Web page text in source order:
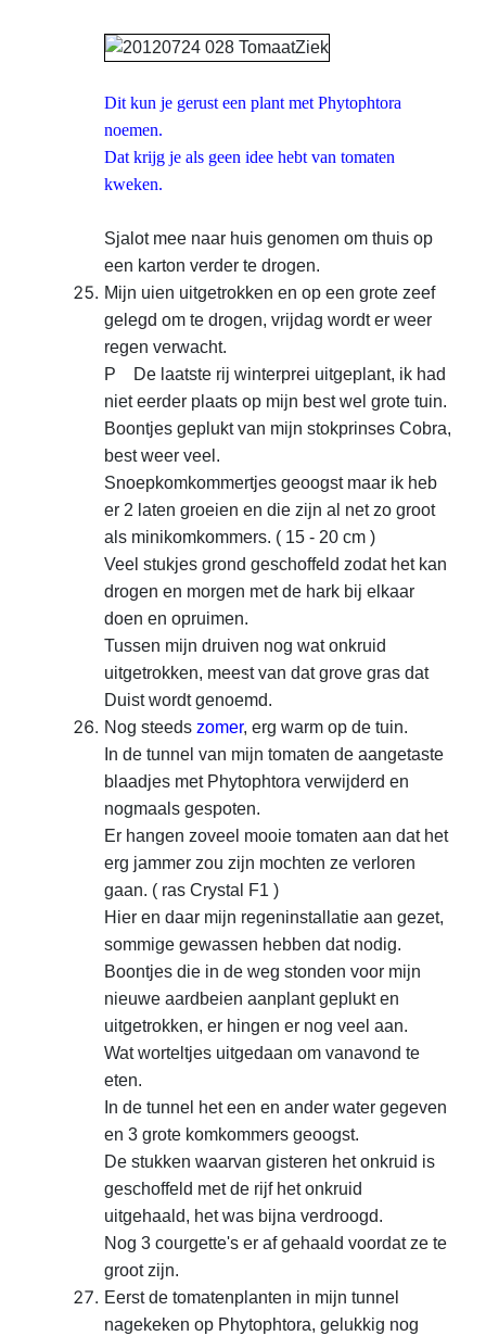
Dit kun je gerust een plant met Phytophtora
noemen.
Dat krijg je als geen idee hebt van tomaten
kweken.
Sjalot mee naar huis genomen om thuis op
een karton verder te drogen.
Mijn uien uitgetrokken en op een grote zeef
gelegd om te drogen, vrijdag wordt er weer
regen verwacht.
P De laatste rij winterprei uitgeplant, ik had
nieteerder plaats op mijn best wel grote tuin.
Boontjes gepluktvan mijn stokprinses Cobra,
best weer veel.
Snoepkomkommertjes geoogst maar ik heb
er 2 laten groeien en die zijn al net zo groot
als minikomkommers. ( 15 - 20 cm )
Veel stukjes grond geschoffeld zodat het kan
drogen en morgen met de hark bij elkaar
doen en opruimen.
Tussen mijn druiven nog wat onkruid
uitgetrokken, meest van dat grove gras dat
Duist wordt genoemd.
Nog steeds zomer, erg warm op de tuin.
In de tunnel van mijn tomaten de aangetaste
blaadjes met Phytophtora verwijderd en
nogmaals gespoten.
Er hangen zoveel mooie tomaten aan dat het
erg jammer zou zijn mochten ze verloren
gaan. ( ras Crystal F1 )
Hier en daar mijn regeninstallatie aan gezet,
sommige gewassen hebben dat nodig.
Boontjes die in de weg stonden voor mijn
nieuwe aardbeien aanplant geplukt en
uitgetrokken, er hingen er nog veel aan.
Wat worteltjes uitgedaan om vanavond te
eten.
In de tunnel het een en ander water gegeven
en 3 grote komkommers geoogst.
De stukken waarvan gisteren het onkruid is
geschoffeld met de rijf het onkruid
uitgehaald, het was bijna verdroogd.
Nog 3 courgette's er af gehaald voordat ze te
groot zijn.
Eerst de tomatenplanten in mijn tunnel
nagekeken op Phytophtora, gelukkig nog